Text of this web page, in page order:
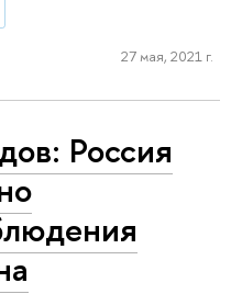
27 мая, 2021 г.
Россия